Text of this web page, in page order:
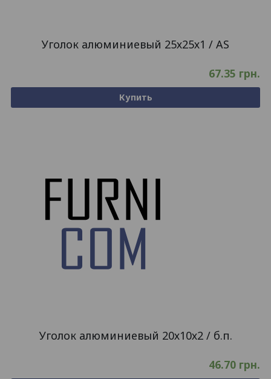
Уголок алюминиевый 25х25х1 / AS
67.35 грн.
Купить
Уголок алюминиевый 20х10х2 / б.п.
46.70 грн.